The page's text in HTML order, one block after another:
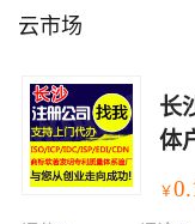
云市场
长
体
￥